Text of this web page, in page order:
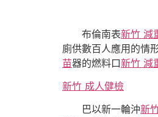
布倫南表新竹 減
廁供數百人應用的情
苗器的燃料口新竹 減
新竹 成人健檢
巴以新一輪沖新